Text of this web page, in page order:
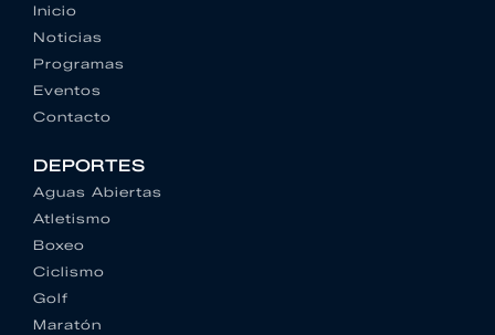
Inicio
Noticias
Programas
Eventos
Contacto
DEPORTES
Aguas Abiertas
Atletismo
Boxeo
Ciclismo
Golf
Maratón